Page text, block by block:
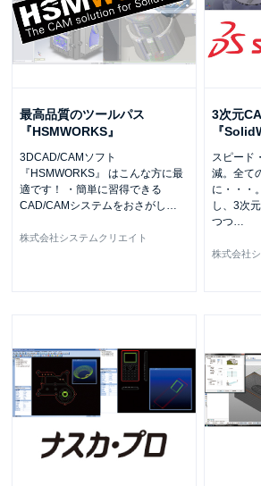
最高品質のツールパス
『HSMWORKS』
3DCAD/CAMソフト
『HSMWORKS』 はこんな方に最
適です！ ・簡単に習得できる
CAD/CAMシステムをおさがし
株式会社システムクリエイト
3次元
『
スピード
減。全て
に・・・
し、3次
つつ
株式会社